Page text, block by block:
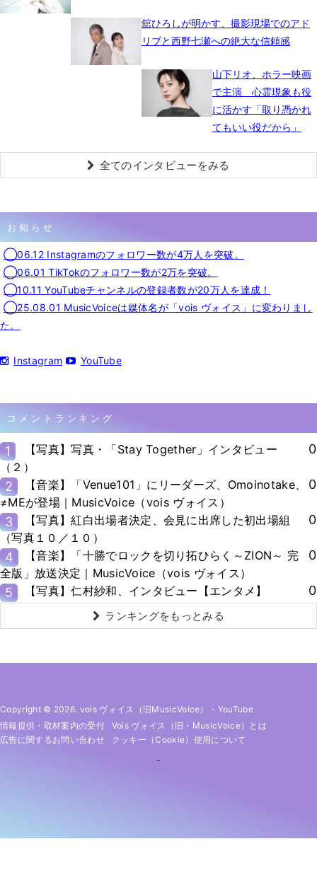
舘ひろしが明かす、撮影現場でのアド
リブと西野七瀬への絶大な信頼感
山下リオ、ホラー映画
で主演 心霊現象も役
に活かす「取り憑かれ
てもいい役だから」
全てのインタビューをみる
お知らせ
◯06.12 Instagramのフォロワー数が4万人を突破。
◯06.01 TikTokのフォロワー数が2万を突破。
◯10.11 YouTubeチャンネルの登録者数が20万人を達成！
◯25.08.01 MusicVoiceは媒体名が「vois ヴォイス」に変わりまし
た。
Instagram YouTube
コメントランキング
1
【写真】写真・「Stay Together」インタビュー
（２）
0
2
【音楽】「Venue101」にリーダーズ、Omoinotake、
≠MEが登場｜MusicVoice（vois ヴォイス）
0
3
【写真】紅白出場者決定、会見に出席した初出場組
（写真１０／１０）
0
4
【音楽】「十勝でロックを切り拓ひらく～ZION～ 完
全版」放送決定｜MusicVoice（vois ヴォイス）
0
5 【写真】仁村紗和、インタビュー【エンタメ】 0
ランキングをもっとみる
Copyright © 2026. vois ヴォイス（旧MusicVoice） - YouTube
情報提供・取材案内の受付
Vois ヴォイス（旧・MusicVoice）とは
広告に関するお問い合わせ
クッキー（cookie）使用について
-